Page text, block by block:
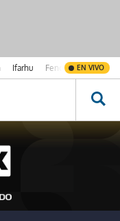
Ifarhu Fenómeno de El
EN VIVO